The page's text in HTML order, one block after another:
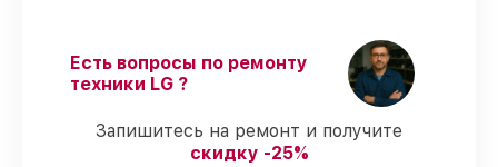
– на все
виды работ и комплектующие для
мониторов LG предоставляется
Есть вопросы по ремонту
техники LG ?
Запишитесь на ремонт и получите
скидку -25%